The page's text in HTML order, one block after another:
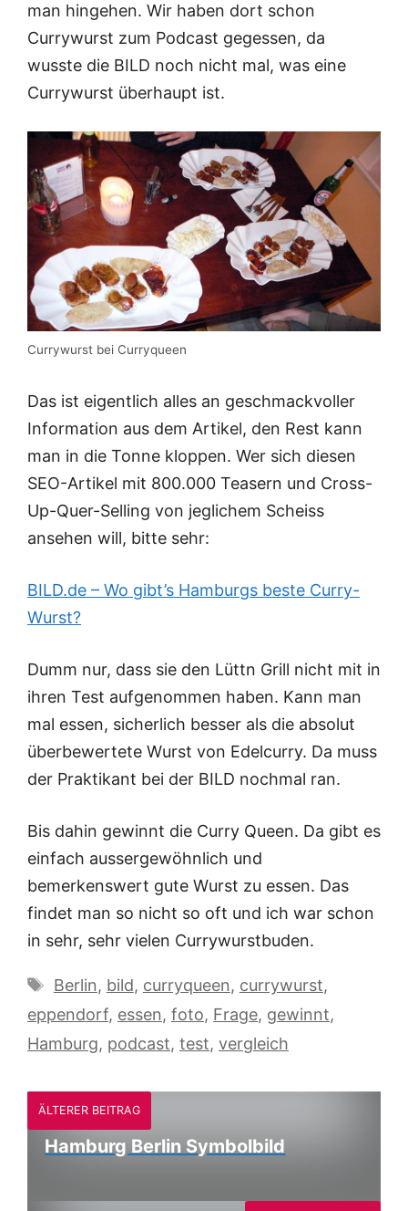
man hingehen. Wir haben dort schon
Currywurst zum Podcast gegessen, da
wusste die BILD noch nicht mal, was eine
Currywurst überhaupt ist.
Currywurst bei Curryqueen
Das ist eigentlich alles an geschmackvoller
Information aus dem Artikel, den Rest kann
man in die Tonne kloppen. Wer sich diesen
SEO-Artikel mit 800.000 Teasern und Cross-
Up-Quer-Selling von jeglichem Scheiss
ansehen will, bitte sehr:
BILD.de – Wo gibt’s Hamburgs beste Curry-
Wurst?
Dumm nur, dass sie den Lüttn Grill nicht mit in
ihren Test aufgenommen haben. Kann man
mal essen, sicherlich besser als die absolut
überbewertete Wurst von Edelcurry. Da muss
der Praktikant bei der BILD nochmal ran.
Bis dahin gewinnt die Curry Queen. Da gibt es
einfach aussergewöhnlich und
bemerkenswert gute Wurst zu essen. Das
findet man so nicht so oft und ich war schon
in sehr, sehr vielen Currywurstbuden.
Schlagwörter
Berlin, bild, curryqueen, currywurst,
eppendorf, essen, foto, Frage, gewinnt,
Hamburg, podcast, test, vergleich
ÄLTERER BEITRAG
Hamburg Berlin Symbolbild